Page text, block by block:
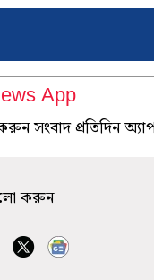
App
সংবাদ প্রতিদিন
করুন